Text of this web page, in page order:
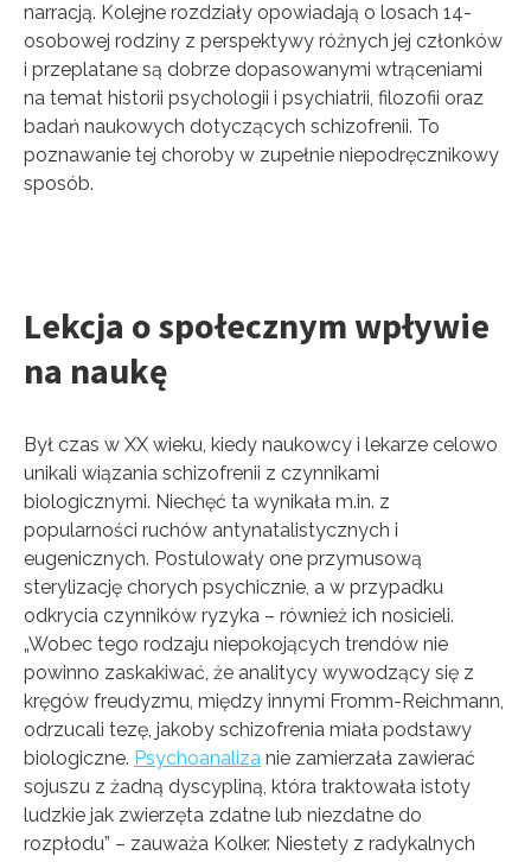
narracją. Kolejne rozdziały opowiadają o losach 14-
osobowej rodziny z perspektywy różnych jej członków
i przeplatane są dobrze dopasowanymi wtrąceniami
na temat historii psychologii i psychiatrii, filozofii oraz
badań naukowych dotyczących schizofrenii. To
poznawanie tej choroby w zupełnie niepodręcznikowy
sposób.
Lekcja o społecznym wpływie
na naukę
Był czas w XX wieku, kiedy naukowcy i lekarze celowo
unikali wiązania schizofrenii z czynnikami
biologicznymi. Niechęć ta wynikała m.in. z
popularności ruchów antynatalistycznych i
eugenicznych. Postulowały one przymusową
sterylizację chorych psychicznie, a w przypadku
odkrycia czynników ryzyka – również ich nosicieli.
„Wobec tego rodzaju niepokojących trendów nie
powinno zaskakiwać, że analitycy wywodzący się z
kręgów freudyzmu, między innymi Fromm-Reichmann,
odrzucali tezę, jakoby schizofrenia miała podstawy
biologiczne. Psychoanaliza nie zamierzała zawierać
sojuszu z żadną dyscypliną, która traktowała istoty
ludzkie jak zwierzęta zdatne lub niezdatne do
rozpłodu” – zauważa Kolker. Niestety z radykalnych